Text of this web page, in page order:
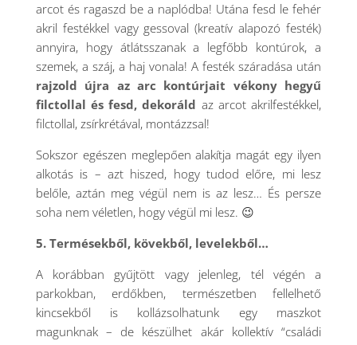
arcot és ragaszd be a naplódba! Utána fesd le fehér
akril festékkel vagy gessoval (kreatív alapozó festék)
annyira, hogy átlátsszanak a legfőbb kontúrok, a
szemek, a száj, a haj vonala! A festék száradása után
rajzold újra az arc kontúrjait vékony hegyű
filctollal és fesd, dekoráld az arcot akrilfestékkel,
filctollal, zsírkrétával, montázzsal!
Sokszor egészen meglepően alakítja magát egy ilyen
alkotás is – azt hiszed, hogy tudod előre, mi lesz
belőle, aztán meg végül nem is az lesz… És persze
soha nem véletlen, hogy végül mi lesz. 😉
5. Termésekből, kövekből, levelekből…
A korábban gyűjtött vagy jelenleg, tél végén a
parkokban, erdőkben, természetben fellelhető
kincsekből is kollázsolhatunk egy maszkot
magunknak – de készülhet akár kollektív “családi